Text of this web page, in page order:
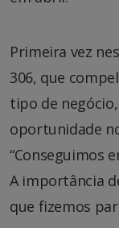
Primeira vez
306, que
tipo de
oportunidade
“Conseguimos
A importância
que fizemos